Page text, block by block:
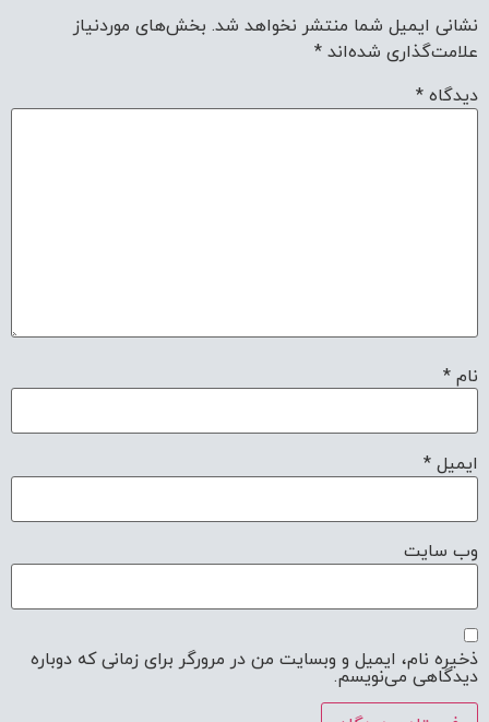
نشانی ایمیل شما منتشر نخواهد شد. بخش‌های موردنیاز
علامت‌گذاری شده‌اند *
دیدگاه *
نام *
ایمیل *
وب‌ سایت
ذخیره نام، ایمیل و وبسایت من در مرورگر برای زمانی که دوباره
دیدگاهی می‌نویسم.